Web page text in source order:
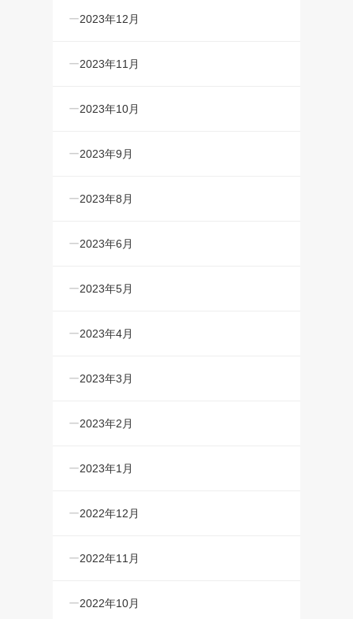
2023年12月
2023年11月
2023年10月
2023年9月
2023年8月
2023年6月
2023年5月
2023年4月
2023年3月
2023年2月
2023年1月
2022年12月
2022年11月
2022年10月